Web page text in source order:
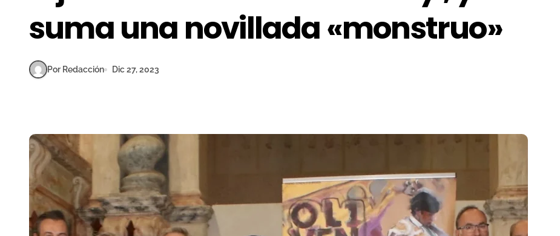
suma una novillada «monstruo»
Por Redacción Dic 27, 2023